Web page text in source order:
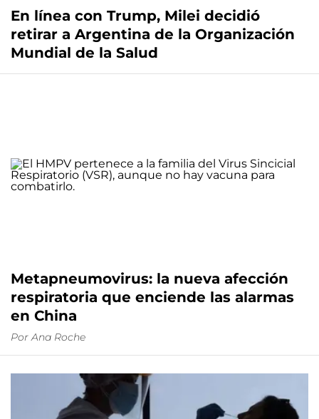
En línea con Trump, Milei decidió
retirar a Argentina de la Organización
Mundial de la Salud
Metapneumovirus: la nueva afección
respiratoria que enciende las alarmas
en China
Por Ana Roche